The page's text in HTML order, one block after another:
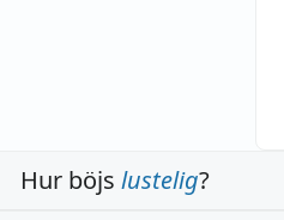
Hur böjs lustelig?